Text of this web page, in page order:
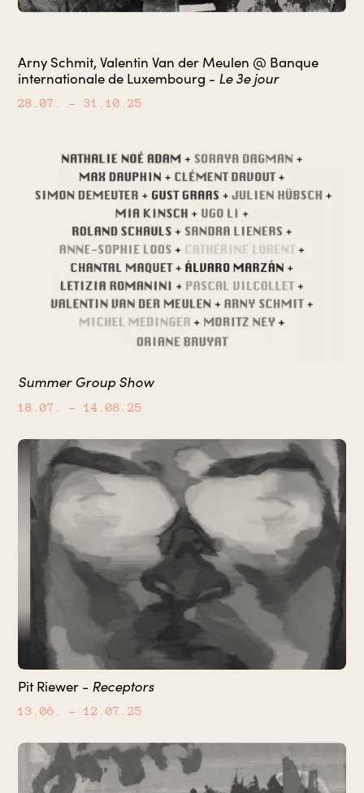
Arny Schmit, Valentin Van der Meulen @ Banque
internationale de Luxembourg - Le 3e jour
28.07. – 31.10.25
Summer Group Show
18.07. – 14.08.25
Pit Riewer - Receptors
13.06. – 12.07.25